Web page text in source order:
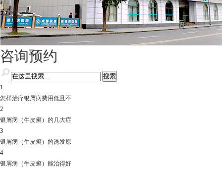
咨询预约
1
怎样治疗银屑病费用低且不
2
银屑病（牛皮癣）的几大症
3
银屑病（牛皮癣）的诱发原
4
银屑病（牛皮癣）能治得好